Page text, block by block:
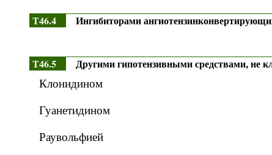
T46.4 Ингибиторами
T46.5 Другими гипотензивными средствами, не
Клонидином
Гуанетидином
Раувольфией